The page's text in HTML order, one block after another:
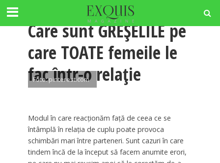
Care sunt GREȘELILE pe
care TOATE femeile le
fac într-o relație
Foto: pinterest.com
Modul în care reacționăm față de ceea ce se
întâmplă în relația de cuplu poate provoca
schimbări mari între parteneri. Sunt cazuri în care
tindem încă de la început să facem anumite erori,